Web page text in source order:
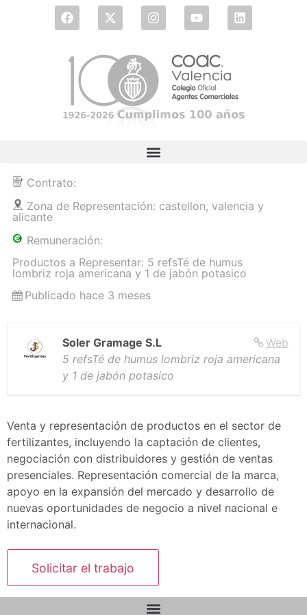
Contrato:
Zona de Representación: castellon, valencia y
alicante
Remuneración:
Productos a Representar: 5 refsTé de humus
lombriz roja americana y 1 de jabón potasico
Publicado hace 3 meses
Web
Soler Gramage S.L
5 refsTé de humus lombriz roja americana
y 1 de jabón potasico
Venta y representación de productos en el sector de
fertilizantes, incluyendo la captación de clientes,
negociación con distribuidores y gestión de ventas
presenciales. Representación comercial de la marca,
apoyo en la expansión del mercado y desarrollo de
nuevas oportunidades de negocio a nivel nacional e
internacional.